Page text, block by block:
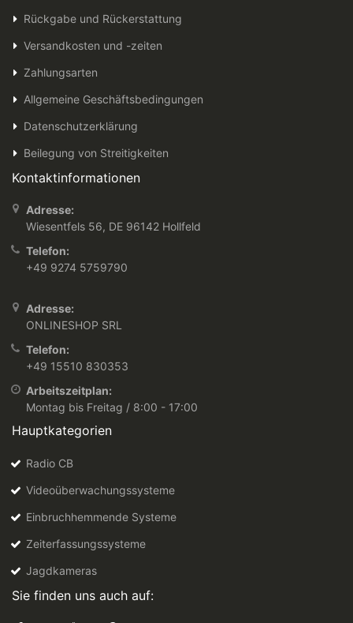
Rückgabe und Rückerstattung
Versandkosten und -zeiten
Zahlungsarten
Allgemeine Geschäftsbedingungen
Datenschutzerklärung
Beilegung von Streitigkeiten
Kontaktinformationen
Adresse:
Wiesentfels 56, DE 96142 Hollfeld
Telefon:
+49 9274 5759790
Adresse:
ONLINESHOP SRL
Telefon:
+49 15510 830353
Arbeitszeitplan:
Montag bis Freitag / 8:00 - 17:00
Hauptkategorien
Radio CB
Videoüberwachungssysteme
Einbruchhemmende Systeme
Zeiterfassungssysteme
Jagdkameras
Sie finden uns auch auf: